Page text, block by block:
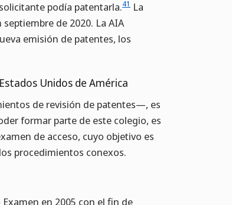
podía patentarla.41 La
de 2020. La AIA
emisión de patentes, los
Unidos de América
de revisión de patentes—, es
formar parte de este colegio, es
de acceso, cuyo objetivo es
procedimientos conexos.
en 2005 con el fin de